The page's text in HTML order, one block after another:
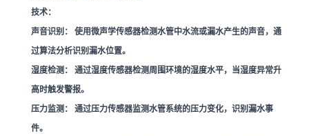
技术：
声音识别：
使用微声学传感器检测水管中水流或漏水产生的声音，通
过算法分析识别漏水位置。
湿度检测：
通过湿度传感器检测周围环境的湿度水平，当湿度异常升
高时触发警报。
压力监测：
通过压力传感器监测水管系统的压力变化，识别漏水事
件。